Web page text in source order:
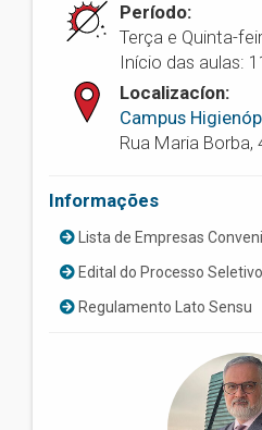
Período:
Terça e Quinta-
Início das aulas:
Localizacíon:
Campus
Rua Maria Borba,
Informações
Lista de Empresas
Edital do Processo Seletivo
Regulamento Lato Sensu